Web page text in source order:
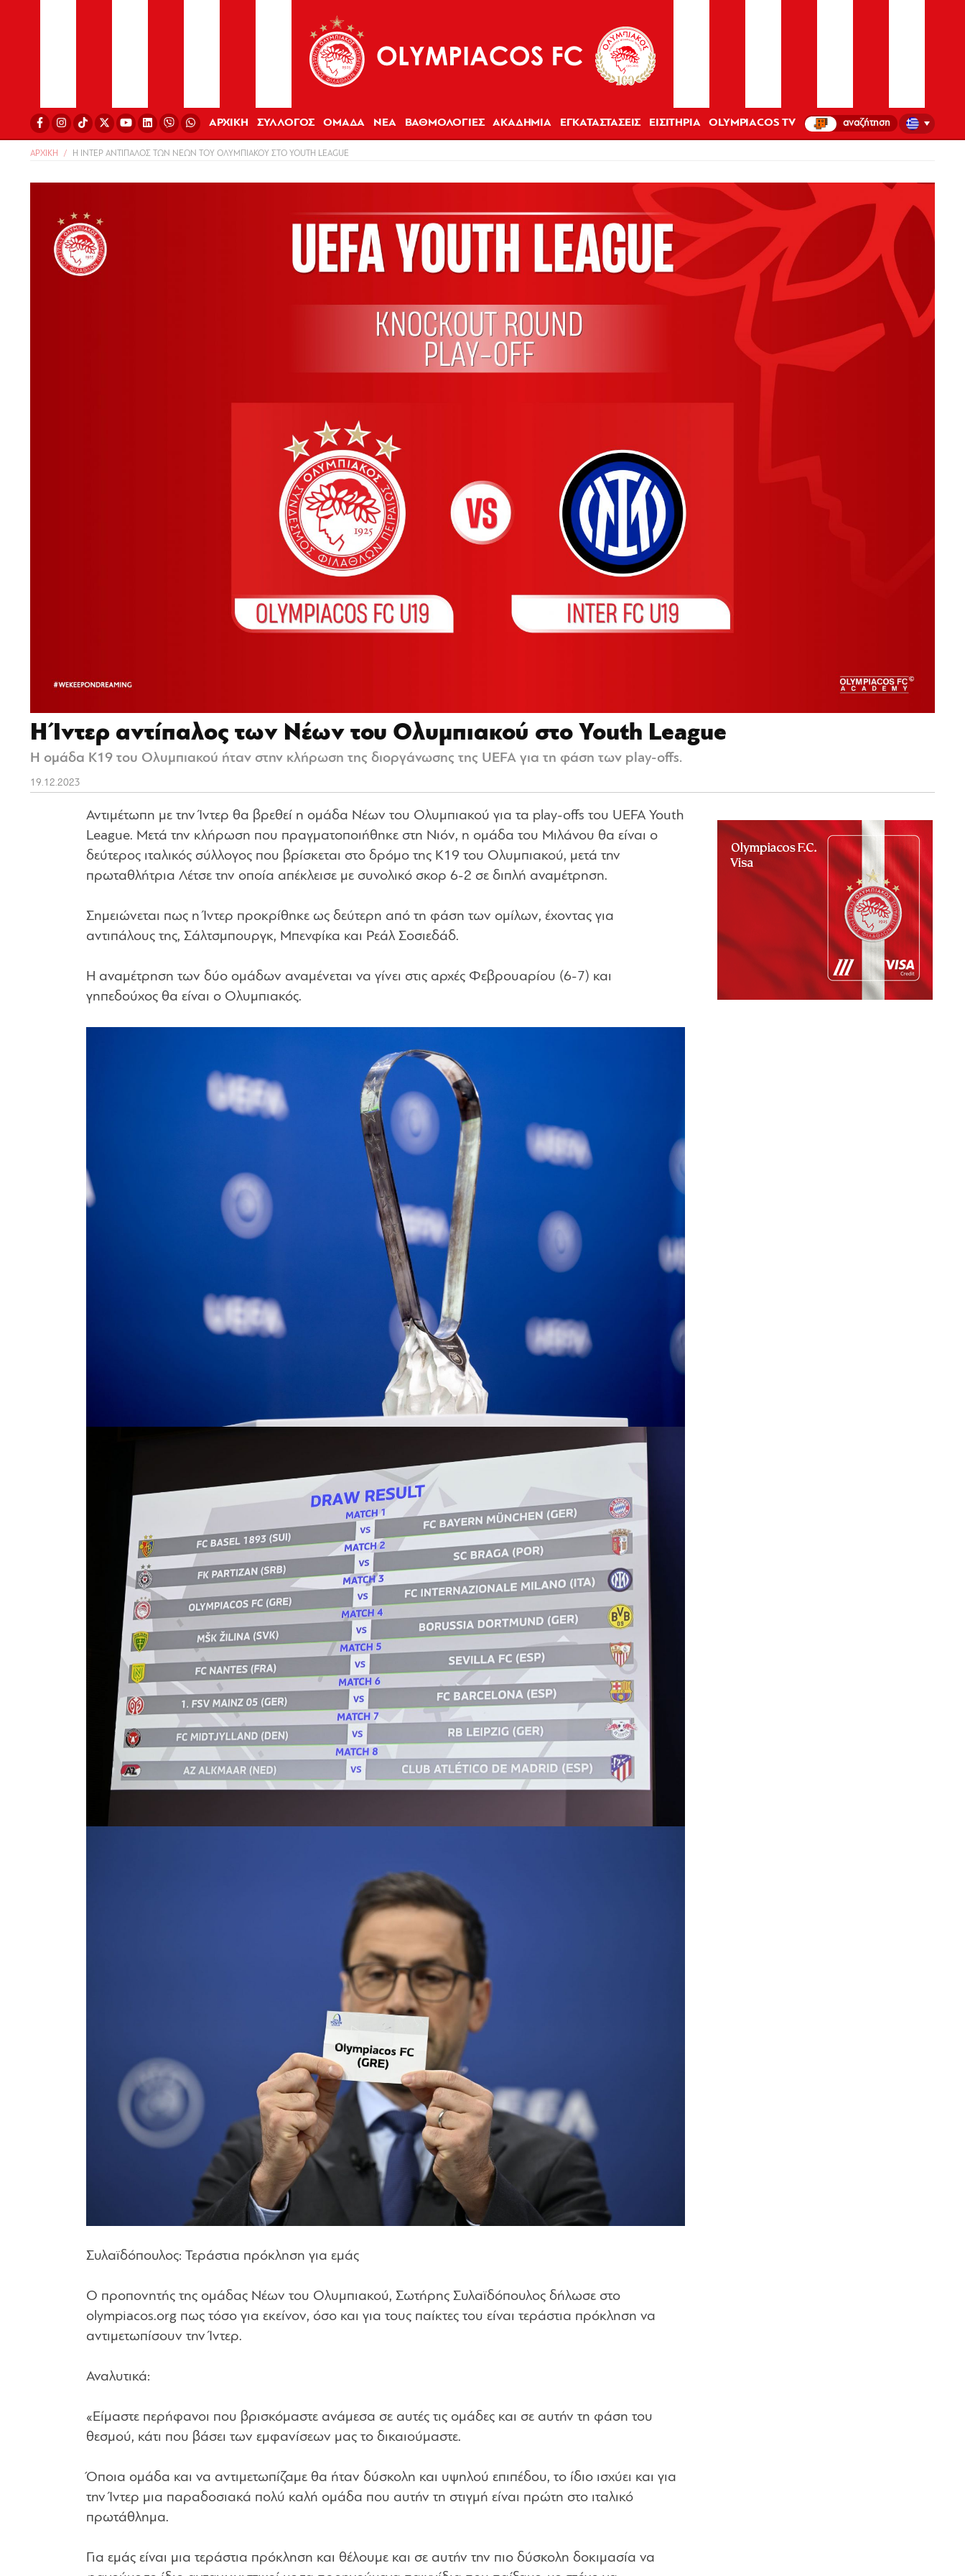
ΑΡΧΙΚΗ ΣΥΛΛΟΓΟΣ ΟΜΑΔΑ ΝΕΑ ΒΑΘΜΟΛΟΓΙΕΣ ΑΚΑΔΗΜΙΑ ΕΓΚΑΤΑΣΤΑΣΕΙΣ ΕΙΣΙΤΗΡΙΑ OLYMPIACOS TV
ΑΡΧΙΚΗ Η ΙΝΤΕΡ ΑΝΤΙΠΑΛΟΣ ΤΩΝ ΝΕΩΝ ΤΟΥ ΟΛΥΜΠΙΑΚΟΥ ΣΤΟ YOUTH LEAGUE
Η Ίντερ αντίπαλος των Νέων του Ολυμπιακού στο Youth League
Η ομάδα Κ19 του Ολυμπιακού ήταν στην κλήρωση της διοργάνωσης της UEFA για τη φάση των play-offs.
19.12.2023
Αντιμέτωπη με την Ίντερ θα βρεθεί η ομάδα Νέων του Ολυμπιακού για τα play-offs του UEFA Youth
League. Μετά την κλήρωση που πραγματοποιήθηκε στη Νιόν, η ομάδα του Μιλάνου θα είναι ο
δεύτερος ιταλικός σύλλογος που βρίσκεται στο δρόμο της Κ19 του Ολυμπιακού, μετά την
πρωταθλήτρια Λέτσε την οποία απέκλεισε με συνολικό σκορ 6-2 σε διπλή αναμέτρηση.
Σημειώνεται πως η Ίντερ προκρίθηκε ως δεύτερη από τη φάση των ομίλων, έχοντας για
αντιπάλους της, Σάλτσμπουργκ, Μπενφίκα και Ρεάλ Σοσιεδάδ.
Η αναμέτρηση των δύο ομάδων αναμένεται να γίνει στις αρχές Φεβρουαρίου (6-7) και
γηπεδούχος θα είναι ο Ολυμπιακός.
Συλαϊδόπουλος: Τεράστια πρόκληση για εμάς
Ο προπονητής της ομάδας Νέων του Ολυμπιακού, Σωτήρης Συλαϊδόπουλος δήλωσε στο
olympiacos.org πως τόσο για εκείνον, όσο και για τους παίκτες του είναι τεράστια πρόκληση να
αντιμετωπίσουν την Ίντερ.
Αναλυτικά:
«Είμαστε περήφανοι που βρισκόμαστε ανάμεσα σε αυτές τις ομάδες και σε αυτήν τη φάση του
θεσμού, κάτι που βάσει των εμφανίσεων μας το δικαιούμαστε.
Όποια ομάδα και να αντιμετωπίζαμε θα ήταν δύσκολη και υψηλού επιπέδου, το ίδιο ισχύει και για
την Ίντερ μια παραδοσιακά πολύ καλή ομάδα που αυτήν τη στιγμή είναι πρώτη στο ιταλικό
πρωτάθλημα.
Για εμάς είναι μια τεράστια πρόκληση και θέλουμε και σε αυτήν την πιο δύσκολη δοκιμασία να